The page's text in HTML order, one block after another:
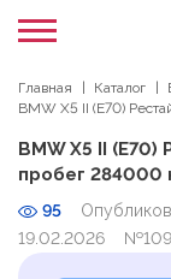
Главная Каталог
BMW X5 II (E70)
BMW X5 II (E70)
пробег 284000
95
19.02.2026